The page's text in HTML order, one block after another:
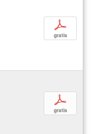
p
gratis
p
gratis